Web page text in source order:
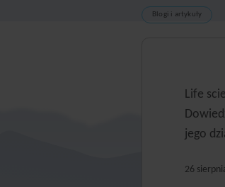
Blogi i artykuły
Life
jego
26